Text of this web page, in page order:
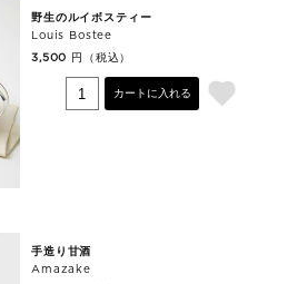
野生のルイボスティー
Louis Bostee
3,500 円（税込）
カートに入れる
手造り甘酒
Amazake